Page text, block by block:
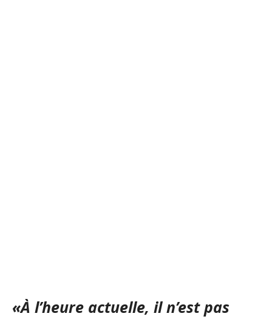
«À l’heure actuelle, il n’est pas